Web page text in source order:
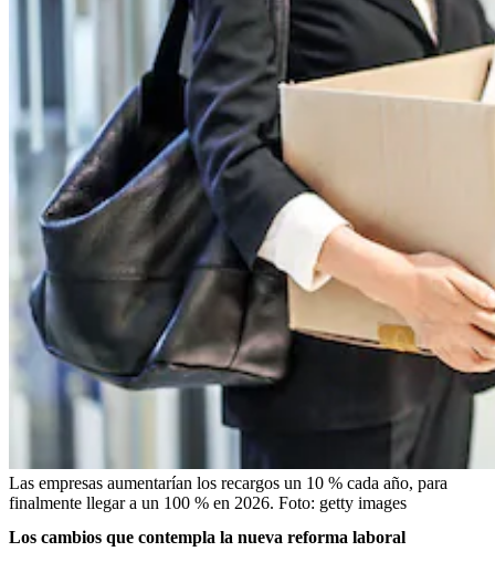
Las empresas aumentarían los recargos un 10 % cada año, para
finalmente llegar a un 100 % en 2026. Foto: getty images
Los cambios que contempla la nueva reforma laboral